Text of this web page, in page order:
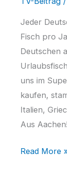
Jeder
Fisch pro
Deutschen
uns im
kaufen,
Italien,
Aus
Doraden
Read More